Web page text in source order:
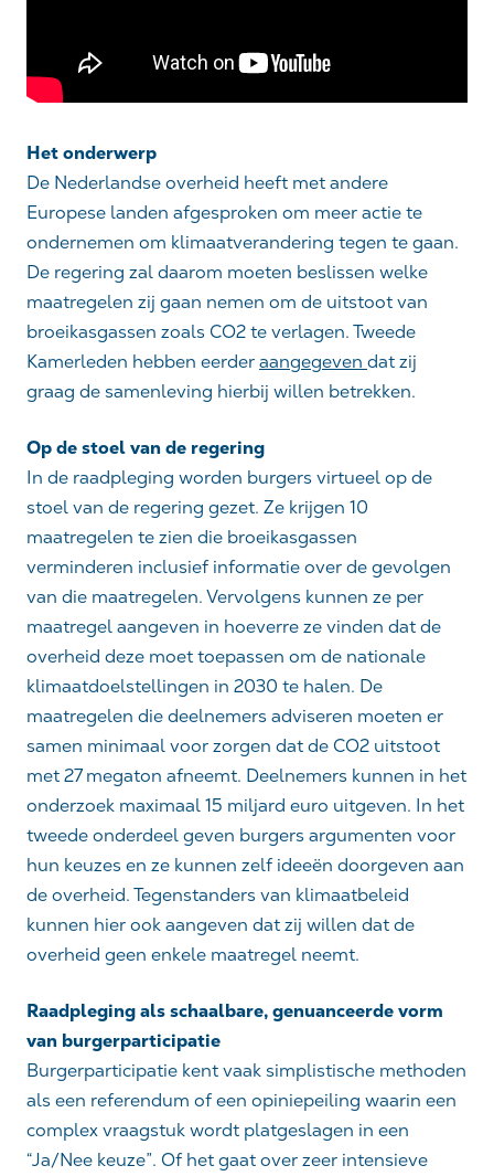
Het onderwerp
De Nederlandse overheid heeft met andere
Europese landen afgesproken om meer actie te
ondernemen om klimaatverandering tegen te gaan.
De regering zal daarom moeten beslissen welke
maatregelen zij gaan nemen om de uitstoot van
broeikasgassen zoals CO2 te verlagen. Tweede
Kamerleden hebben eerderaangegeven dat zij
graag de samenleving hierbij willen betrekken.
Op de stoel van de regering
In de raadpleging worden burgers virtueel op de
stoel van de regering gezet. Ze krijgen 10
maatregelen te zien die broeikasgassen
verminderen inclusief informatie over de gevolgen
van die maatregelen. Vervolgens kunnen ze per
maatregel aangeven in hoeverre ze vinden dat de
overheid deze moet toepassen om de nationale
klimaatdoelstellingen in 2030 te halen. De
maatregelen die deelnemers adviseren moeten er
samen minimaal voor zorgen dat de CO2 uitstoot
met 27 megaton afneemt. Deelnemers kunnen in het
onderzoek maximaal 15 miljard euro uitgeven. In het
tweede onderdeel geven burgers argumenten voor
hun keuzes en ze kunnen zelf ideeën doorgeven aan
de overheid. Tegenstanders van klimaatbeleid
kunnen hier ook aangeven dat zij willen dat de
overheid geen enkele maatregel neemt.
Raadpleging als schaalbare, genuanceerde vorm
van burgerparticipatie
Burgerparticipatie kent vaak simplistische methoden
als een referendum of een opiniepeiling waarin een
complex vraagstuk wordt platgeslagen in een
“Ja/Nee keuze”. Of het gaat over zeer intensieve